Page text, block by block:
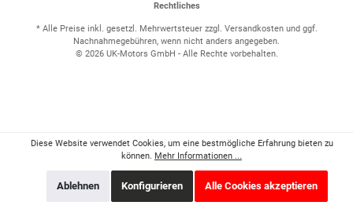
Rechtliches
* Alle Preise inkl. gesetzl. Mehrwertsteuer zzgl. Versandkostenund ggf.
Nachnahmegebühren, wenn nicht anders angegeben.
© 2026 UK-Motors GmbH - Alle Rechte vorbehalten.
Diese Website verwendet Cookies, um eine bestmögliche Erfahrung bieten zu
können. Mehr Informationen ...
Ablehnen Konfigurieren Alle Cookies akzeptieren